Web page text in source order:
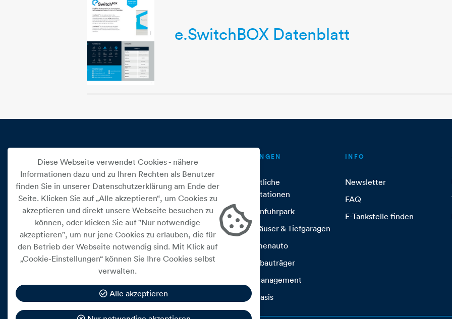
e.SwitchBOX Datenblatt
Ein Service der
PRODUKTE
Charger
Außenverteiler
Wallboxen
e.Bikebox
LÖSUNGEN
Öffentliche
Ladestationen
Firmenfuhrpark
Parkhäuser & Tiefgaragen
E-Firmenauto
Wohnbauträger
Lastmanagement
Mietbasis
INFO
Newsletter
FAQ
E-Tankstelle finden
Diese Webseite verwendet Cookies - nähere
Informationen dazu und zu Ihren Rechten als Benutzer
finden Sie in unserer Datenschutzerklärung am Ende der
Seite. Klicken Sie auf „Alle akzeptieren“, um Cookies zu
akzeptieren und direkt unsere Webseite besuchen zu
können, oder klicken Sie auf "Nur notwendige
akzeptieren", um nur jene Cookies zu erlauben, die für
den Betrieb der Webseite notwendig sind. Mit Klick auf
„Cookie-Einstellungen“ können Sie Ihre Cookies selbst
verwalten.
Alle akzeptieren